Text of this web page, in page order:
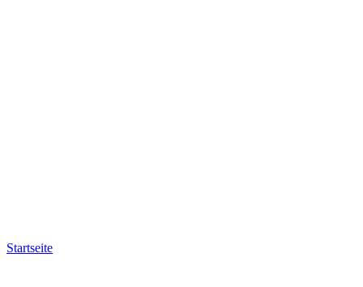
Startseite